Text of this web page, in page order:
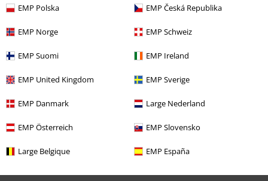
EMP Polska EMP Česká Republika
EMP Norge EMP Schweiz
EMP Suomi EMP Ireland
EMP United Kingdom EMP Sverige
EMP Danmark Large Nederland
EMP Österreich EMP Slovensko
Large Belgique EMP España
Altre Categorie. Altre Scelte.